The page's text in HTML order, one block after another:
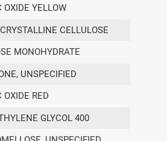
OXIDE YELLOW
CELLULOSE
MONOHYDRATE
UNSPECIFIED
OXIDE RED
GLYCOL 400